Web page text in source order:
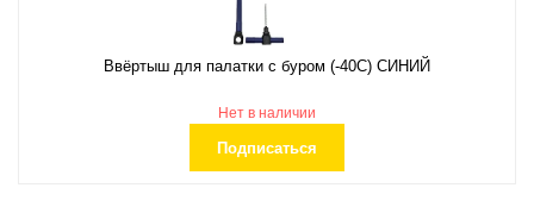
Ввёртыш для палатки с буром (-40С) СИНИЙ
Нет в наличии
Подписаться